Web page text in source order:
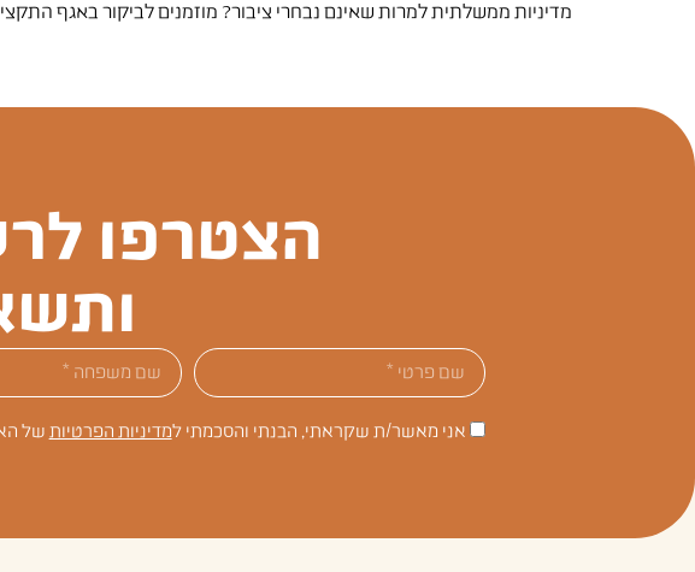
מדיניות ממשלתית למרות שאינם נבחרי ציבור? מוזמנים לביקור באגף
הצטרפו
אני מאשר/ת שקראתי, הבנתי והסכמתי למדיניות הפרטיות של